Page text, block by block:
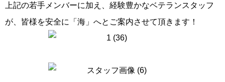
上記の若手メンバーに加え、経験豊かなベテランスタッフ
が、皆様を安全に「海」へとご案内させて頂きます！